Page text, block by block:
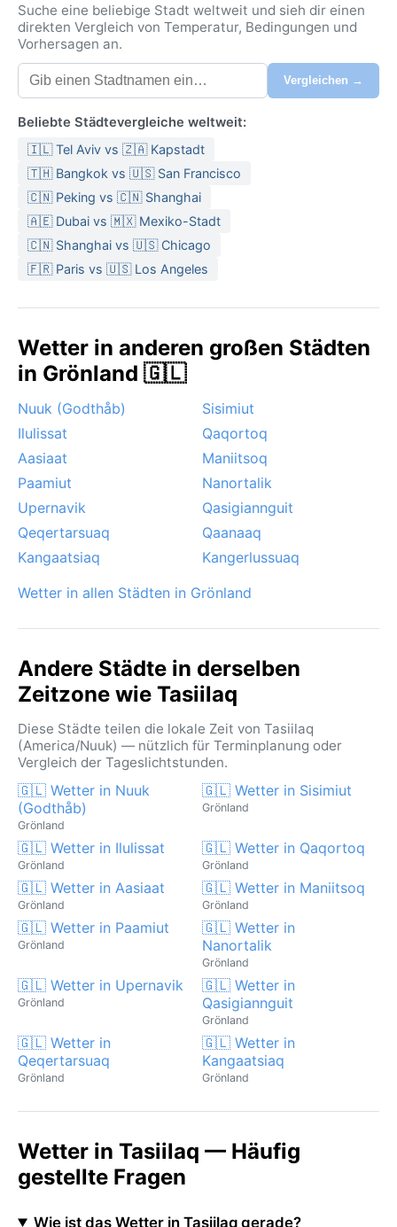
Suche eine beliebige Stadt weltweit und sieh dir einen
direkten Vergleich von Temperatur, Bedingungen und
Vorhersagen an.
Vergleichen →
Beliebte Städtevergleiche weltweit:
🇮🇱 Tel Aviv vs 🇿🇦 Kapstadt
🇹🇭 Bangkok vs 🇺🇸 San Francisco
🇨🇳 Peking vs 🇨🇳 Shanghai
🇦🇪 Dubai vs 🇲🇽 Mexiko-Stadt
🇨🇳 Shanghai vs 🇺🇸 Chicago
🇫🇷 Paris vs 🇺🇸 Los Angeles
Wetter in anderen großen Städten
in Grönland 🇬🇱
Nuuk (Godthåb)
Sisimiut
Ilulissat
Qaqortoq
Aasiaat
Maniitsoq
Paamiut
Nanortalik
Upernavik
Qasigiannguit
Qeqertarsuaq
Qaanaaq
Kangaatsiaq
Kangerlussuaq
Wetter in allen Städten in Grönland
Andere Städte in derselben
Zeitzone wie Tasiilaq
Diese Städte teilen die lokale Zeit von Tasiilaq
(America/Nuuk) — nützlich für Terminplanung oder
Vergleich der Tageslichtstunden.
🇬🇱 Wetter in Nuuk
(Godthåb)
Grönland
🇬🇱 Wetter in Sisimiut
Grönland
🇬🇱 Wetter in Ilulissat
Grönland
🇬🇱 Wetter in Qaqortoq
Grönland
🇬🇱 Wetter in Aasiaat
Grönland
🇬🇱 Wetter in Maniitsoq
Grönland
🇬🇱 Wetter in Paamiut
Grönland
🇬🇱 Wetter in
Nanortalik
Grönland
🇬🇱 Wetter in Upernavik
Grönland
🇬🇱 Wetter in
Qasigiannguit
Grönland
🇬🇱 Wetter in
Qeqertarsuaq
Grönland
🇬🇱 Wetter in
Kangaatsiaq
Grönland
Wetter in Tasiilaq — Häufig
gestellte Fragen
Wie ist das Wetter in Tasiilaq gerade?